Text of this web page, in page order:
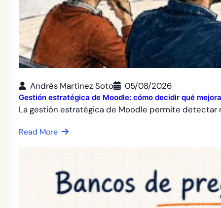
Andrés Martínez Soto 05/08/2026
Gestión estratégica de Moodle: cómo decidir qué
La gestión estratégica de Moodle permite detectar
Read More